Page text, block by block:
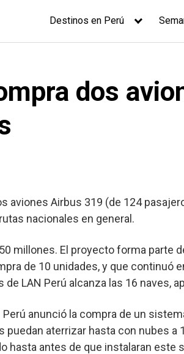
Destinos en Perú
dos
aviones Airbus 319 (de 124
nacionales en general.
millones. El proyecto forma parte
de 10 unidades, y que continuó
LAN Perú alcanza las 16 naves,
anunció la compra de un
puedan aterrizar hasta con nubes
hasta antes de que instalaran